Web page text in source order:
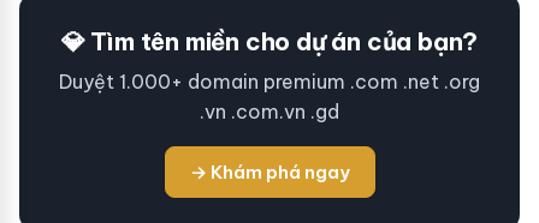
💎 Tìm tên miền cho dự án của bạn?
Duyệt 1.000+ domain premium .com .net .org
.vn .com.vn .gd
→ Khám phá ngay